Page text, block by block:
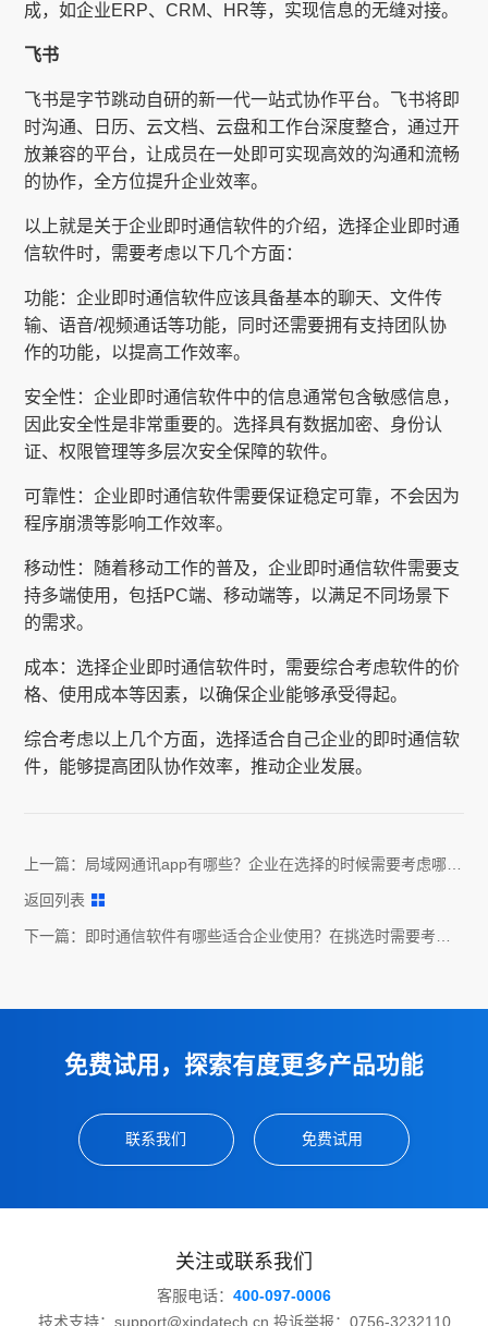
成，如企业ERP、CRM、HR等，实现信息的无缝对接。
飞书
飞书是字节跳动自研的新一代一站式协作平台。飞书将即
时沟通、日历、云文档、云盘和工作台深度整合，通过开
放兼容的平台，让成员在一处即可实现高效的沟通和流畅
的协作，全方位提升企业效率。
以上就是关于企业即时通信软件的介绍，选择企业即时通
信软件时，需要考虑以下几个方面：
功能：企业即时通信软件应该具备基本的聊天、文件传
输、语音/视频通话等功能，同时还需要拥有支持团队协
作的功能，以提高工作效率。
安全性：企业即时通信软件中的信息通常包含敏感信息，
因此安全性是非常重要的。选择具有数据加密、身份认
证、权限管理等多层次安全保障的软件。
可靠性：企业即时通信软件需要保证稳定可靠，不会因为
程序崩溃等影响工作效率。
移动性：随着移动工作的普及，企业即时通信软件需要支
持多端使用，包括PC端、移动端等，以满足不同场景下
的需求。
成本：选择企业即时通信软件时，需要综合考虑软件的价
格、使用成本等因素，以确保企业能够承受得起。
综合考虑以上几个方面，选择适合自己企业的即时通信软
件，能够提高团队协作效率，推动企业发展。
上一篇： 局域网通讯app有哪些？企业在选择的时候需要考虑哪些
返回列表
下一篇： 即时通信软件有哪些适合企业使用？在挑选时需要考虑
免费试用，探索有度更多产品功能
联系我们 免费试用
关注或联系我们
客服电话： 400-097-0006
技术支持：support@xindatech.cn 投诉举报：0756-3232110